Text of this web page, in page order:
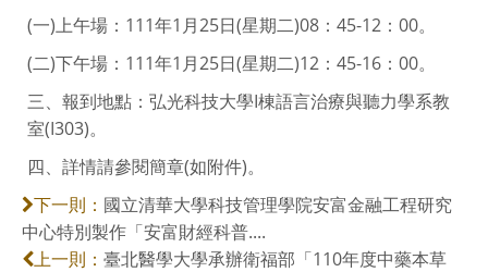
(一)上午場：111年1月25日(星期二)08：45-12：00。
(二)下午場：111年1月25日(星期二)12：45-16：00。
三、報到地點：弘光科技大學I棟語言治療與聽力學系教
室(I303)。
四、詳情請參閱簡章(如附件)。
下一則： 國立清華大學科技管理學院安富金融工程研究
中心特別製作「安富財經科普....
上一則： 臺北醫學大學承辦衛福部「110年度中藥本草